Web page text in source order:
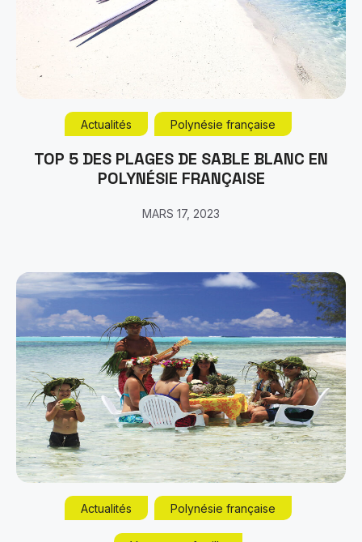
Actualités Polynésie française
TOP 5 DES PLAGES DE SABLE BLANC EN
POLYNÉSIE FRANÇAISE
MARS 17, 2023
Actualités Polynésie française